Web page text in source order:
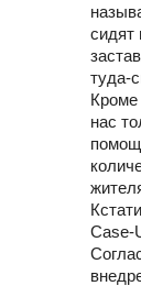
сидят
туда-
Кроме
нас
Case-